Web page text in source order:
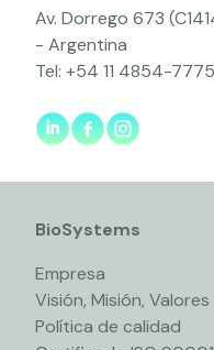
Av. Dorrego 673
- Argentina
Tel: +54 11 4854-7775
BioSystems
Empresa
Visión, Misión, Valores
Política de calidad